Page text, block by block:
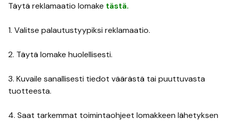
Täytä reklamaatio lomake tästä.
1. Valitse palautustyypiksi reklamaatio.
2. Täytä lomake huolellisesti.
3. Kuvaile sanallisesti tiedot väärästä tai puuttuvasta
tuotteesta.
4. Saat tarkemmat toimintaohjeet lomakkeen lähetyksen